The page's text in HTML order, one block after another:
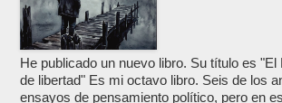
He publicado un nuevo libro. Su título es
de libertad" Es mi octavo libro. Seis de los
ensayos de pensamiento político, pero en